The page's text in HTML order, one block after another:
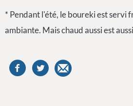
* Pendant l'été, le boureki est servi
ambiante. Mais chaud aussi est